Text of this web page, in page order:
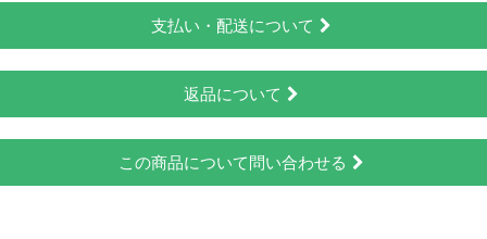
支払い・配送について
返品について
この商品について問い合わせる